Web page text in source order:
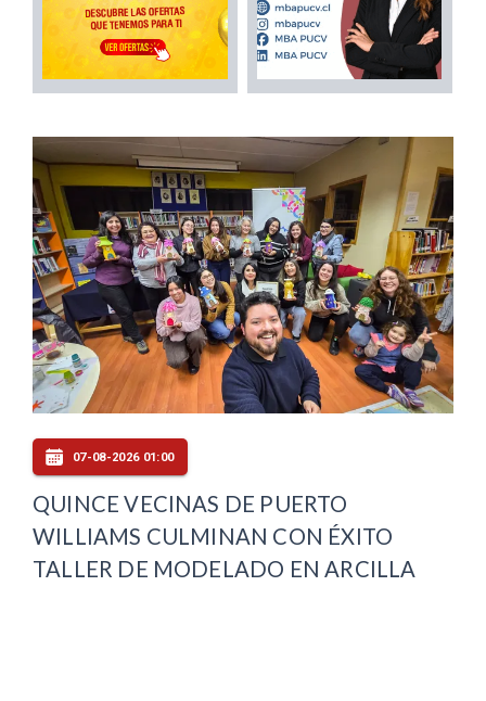
07-08-2026 01:00
QUINCE VECINAS DE PUERTO
WILLIAMS CULMINAN CON ÉXITO
TALLER DE MODELADO EN ARCILLA